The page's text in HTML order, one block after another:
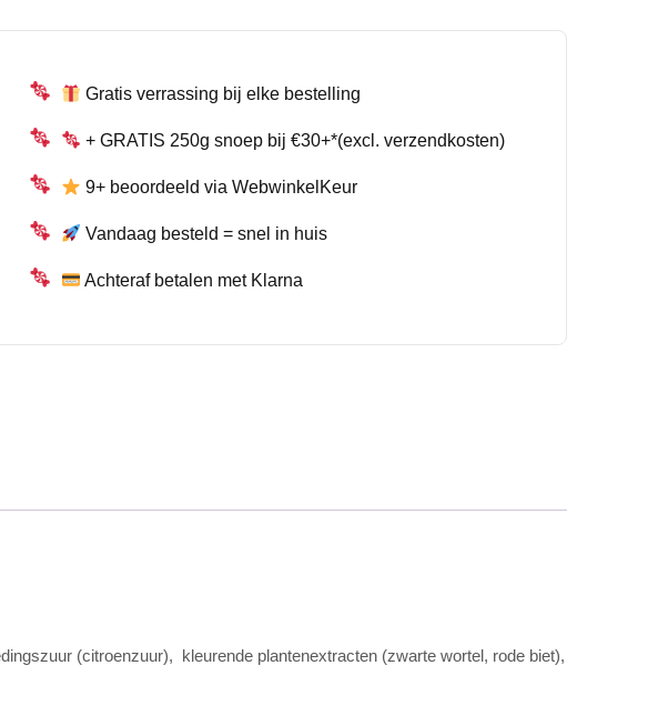
Gratis verrassing bij elke bestelling
+ GRATIS 250g snoep bij €30+*(excl. verzendkosten)
9+ beoordeeld via WebwinkelKeur
Vandaag besteld = snel in huis
Achteraf betalen met Klarna
(citroenzuur), kleurende plantenextracten (zwarte wortel, rode biet),